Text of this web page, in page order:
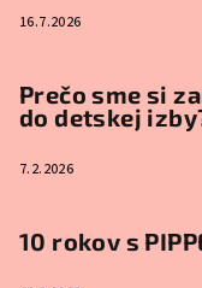
16.7.2026
Prečo sme si
do detskej
7.2.2026
10 rokov s